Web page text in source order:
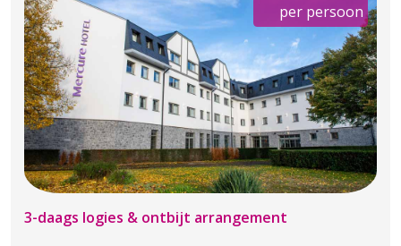
per persoon
3-daags logies & ontbijt arrangement